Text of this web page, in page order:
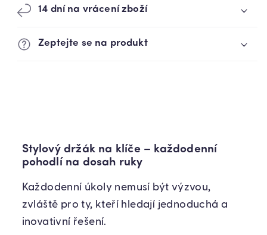
14 dní na vrácení zboží
Zeptejte se na produkt
Stylový držák na klíče – každodenní
pohodlí na dosah ruky
Každodenní úkoly nemusí být výzvou,
zvláště pro ty, kteří hledají jednoduchá a
inovativní řešení.